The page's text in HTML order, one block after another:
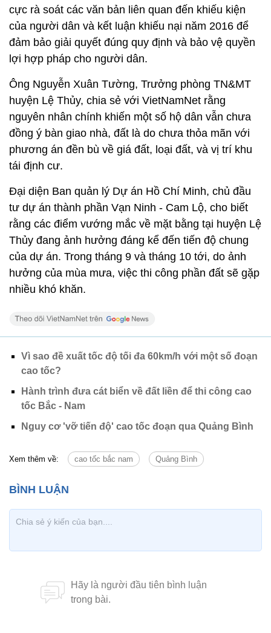
cực rà soát các văn bản liên quan đến khiếu kiện
của người dân và kết luận khiếu nại năm 2016 để
đảm bảo giải quyết đúng quy định và bảo vệ quyền
lợi hợp pháp cho người dân.
Ông Nguyễn Xuân Tường, Trưởng phòng TN&MT
huyện Lệ Thủy, chia sẻ với VietNamNet rằng
nguyên nhân chính khiến một số hộ dân vẫn chưa
đồng ý bàn giao nhà, đất là do chưa thỏa mãn với
phương án đền bù về giá đất, loại đất, và vị trí khu
tái định cư.
Đại diện Ban quản lý Dự án Hồ Chí Minh, chủ đầu
tư dự án thành phần Vạn Ninh - Cam Lộ, cho biết
rằng các điểm vướng mắc về mặt bằng tại huyện Lệ
Thủy đang ảnh hưởng đáng kể đến tiến độ chung
của dự án. Trong tháng 9 và tháng 10 tới, do ảnh
hưởng của mùa mưa, việc thi công phần đất sẽ gặp
nhiều khó khăn.
Vì sao đề xuất tốc độ tối đa 60km/h với một số đoạn
cao tốc?
Hành trình đưa cát biển về đất liền để thi công cao
tốc Bắc - Nam
Nguy cơ 'vỡ tiến độ' cao tốc đoạn qua Quảng Bình
Xem thêm về: cao tốc bắc nam Quảng Bình